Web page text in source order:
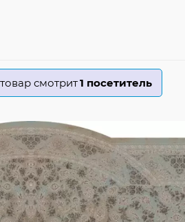
смотрит1 посетитель